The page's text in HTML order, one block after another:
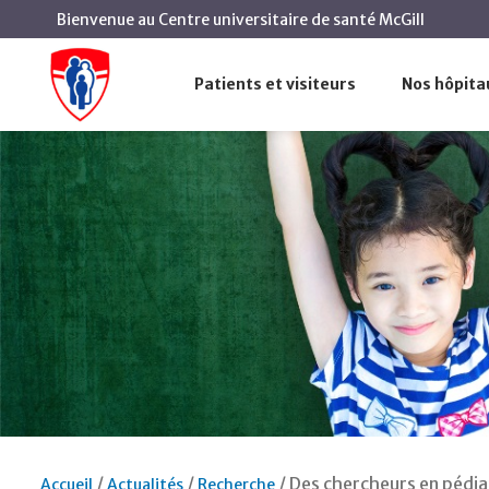
Patients et visiteurs Nos
Bienvenue au Centre universitaire de santé McGill
Accueil Actualités Recherche Des chercheurs en